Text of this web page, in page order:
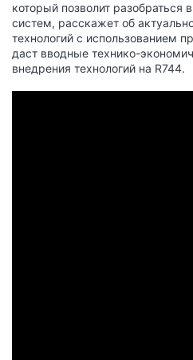
который позволит разобраться
систем, расскажет об
технологий с использованием
даст вводные технико-
внедрения технологий на R744.